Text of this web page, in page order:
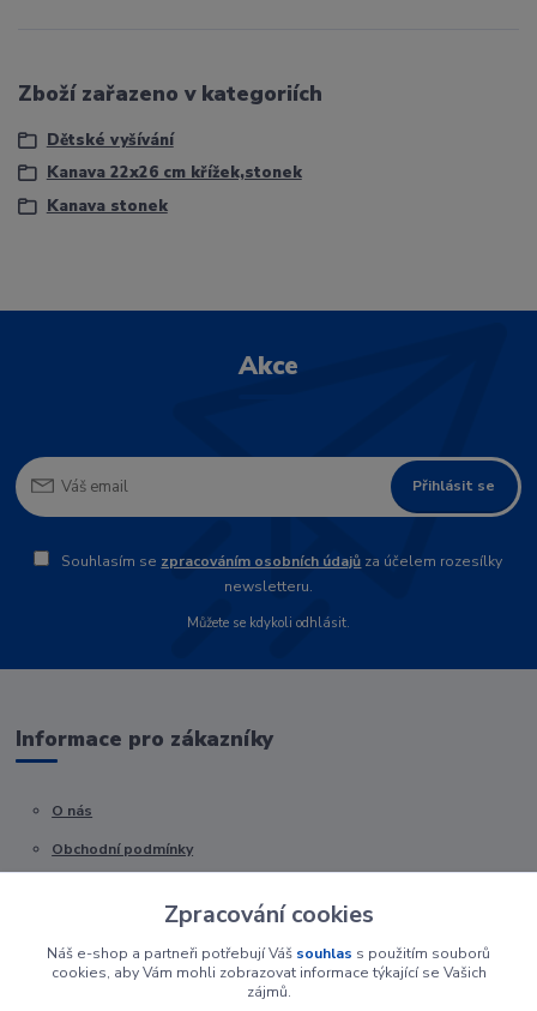
Zboží zařazeno v kategoriích
Dětské vyšívání
Kanava 22x26 cm křížek,stonek
Kanava stonek
Akce
Přihlásit se
Souhlasím se zpracováním osobních údajů za účelem rozesílky
newsletteru.
Můžete se kdykoli odhlásit.
Informace pro zákazníky
O nás
Obchodní podmínky
Zpracování cookies
Náš e-shop a partneři potřebují Váš souhlas s použitím souborů
cookies, aby Vám mohli zobrazovat informace týkající se Vašich
zájmů.